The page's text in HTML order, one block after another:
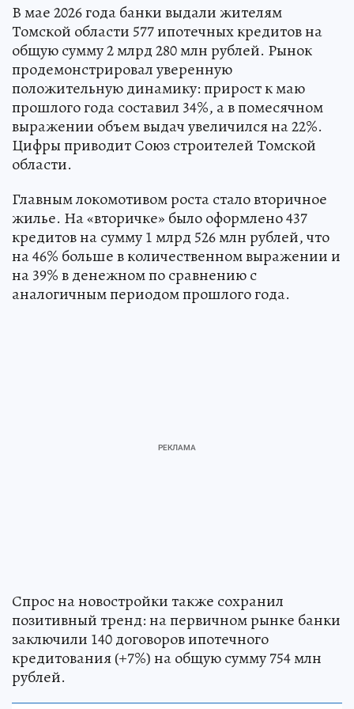
В мае 2026 года банки выдали жителям
Томской области 577 ипотечных кредитов на
общую сумму 2 млрд 280 млн рублей. Рынок
продемонстрировал уверенную
положительную динамику: прирост к маю
прошлого года составил 34%, а в помесячном
выражении объем выдач увеличился на 22%.
Цифры приводит Союз строителей Томской
области.
Главным локомотивом роста стало вторичное
жилье. На «вторичке» было оформлено 437
кредитов на сумму 1 млрд 526 млн рублей, что
на 46% больше в количественном выражении и
на 39% в денежном по сравнению с
аналогичным периодом прошлого года.
Спрос на новостройки также сохранил
позитивный тренд: на первичном рынке банки
заключили 140 договоров ипотечного
кредитования (+7%) на общую сумму 754 млн
рублей.